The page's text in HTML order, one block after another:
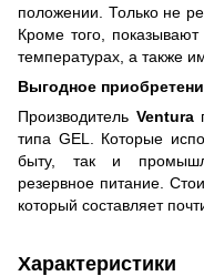
положении. Только не
Кроме того,
температурах, а также
Выгодное
Производитель Ventura
типа GEL. Которые
быту, так и
резервное питание.
который составляет
Характеристики